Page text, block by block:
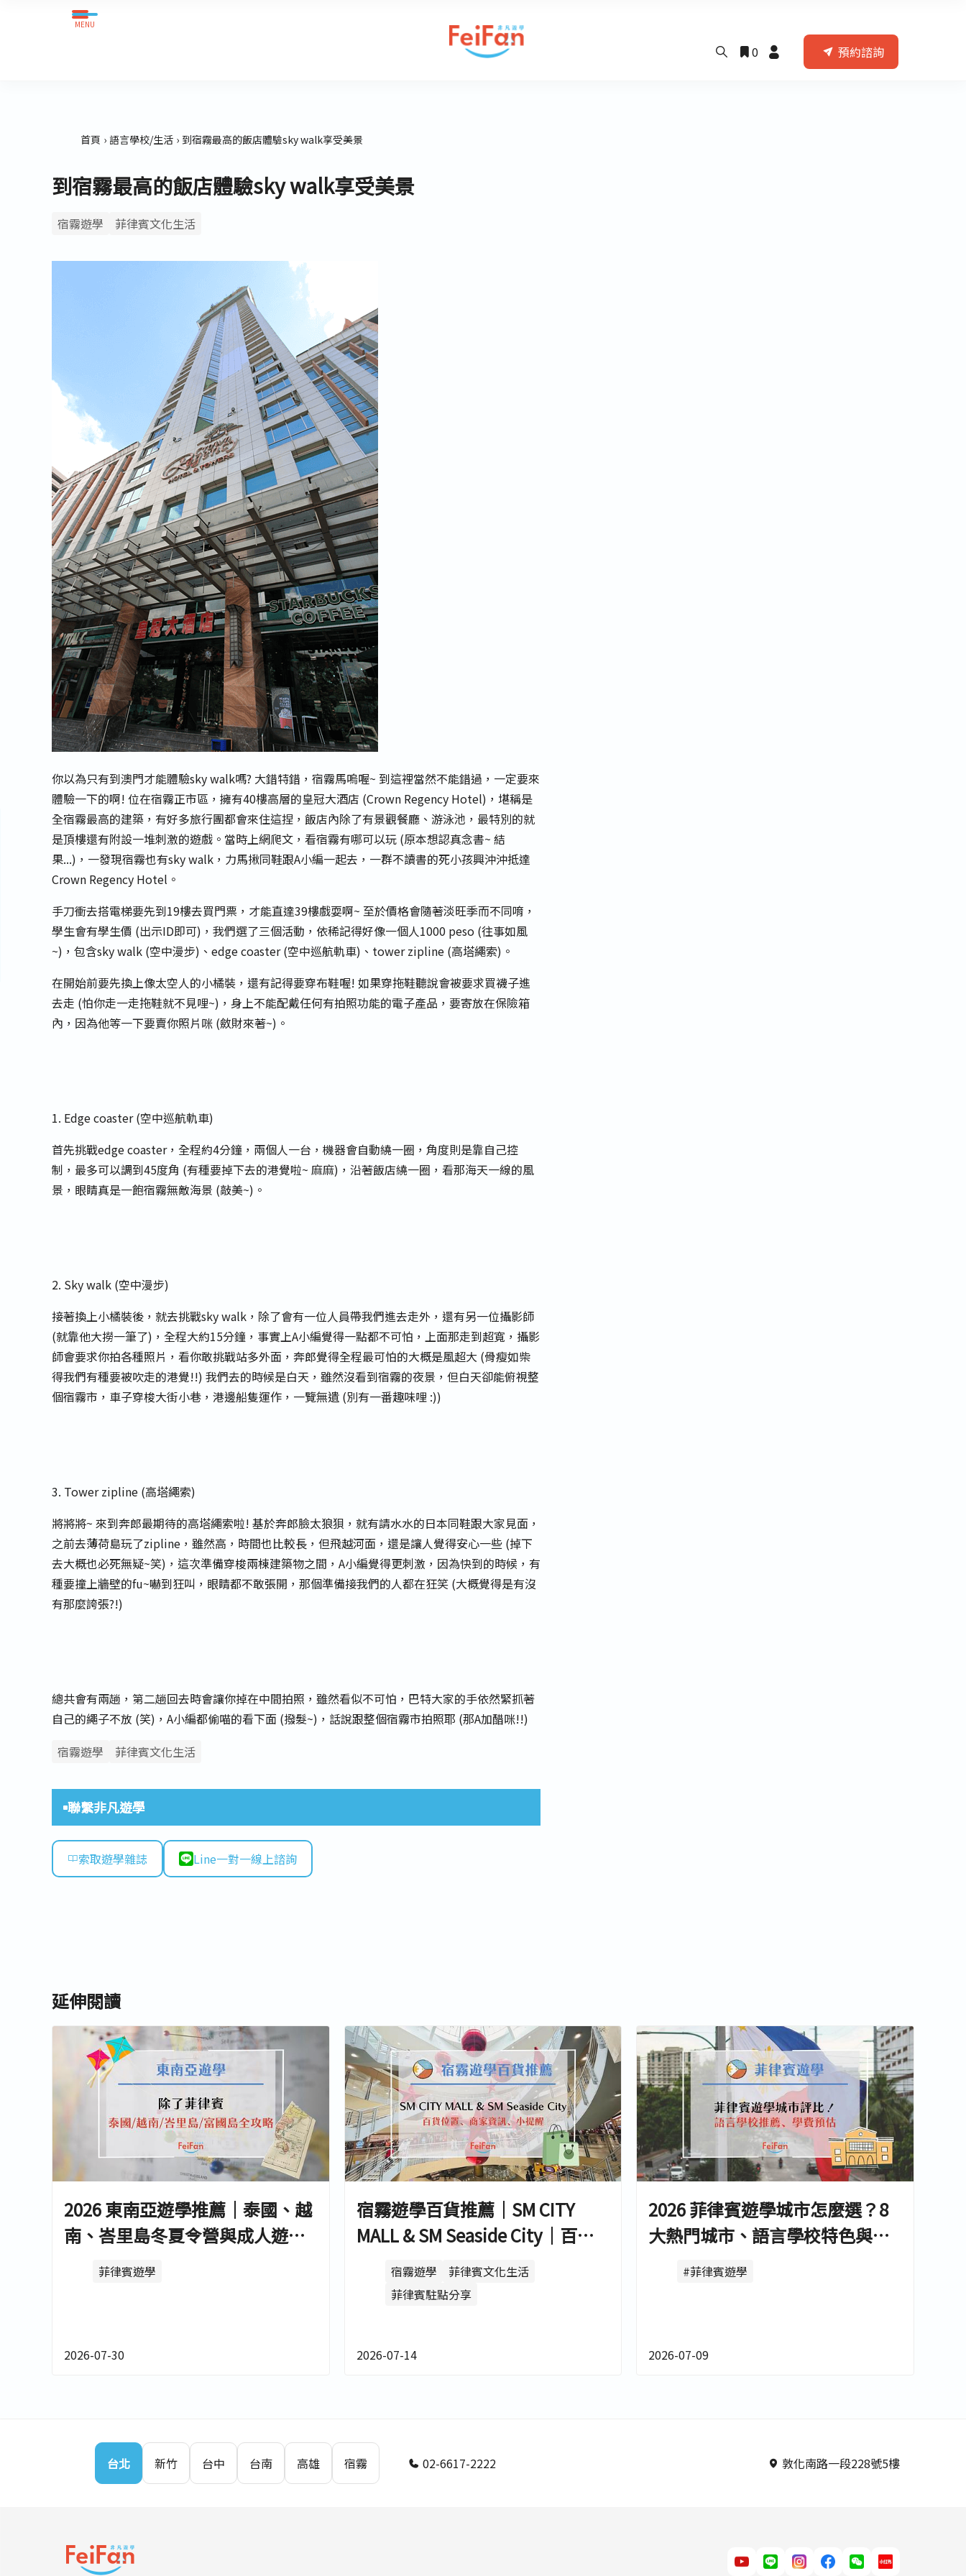
MENU
0 預約諮詢
首頁 語言學校/生活 到宿霧最高的飯店體驗sky walk享受美景
到宿霧最高的飯店體驗sky walk享受美景
宿霧遊學 菲律賓文化生活
你以為只有到澳門才能體驗sky walk嗎? 大錯特錯，宿霧馬嗚喔~ 到這裡當然不能錯過，一定要來
體驗一下的啊! 位在宿霧正市區，擁有40樓高層的皇冠大酒店 (Crown Regency Hotel)，堪稱是
全宿霧最高的建築，有好多旅行團都會來住這捏，飯店內除了有景觀餐廳、游泳池，最特別的就
是頂樓還有附設一堆刺激的遊戲。當時上網爬文，看宿霧有哪可以玩 (原本想認真念書~ 結
果...)，一發現宿霧也有sky walk，力馬揪同鞋跟A小編一起去，一群不讀書的死小孩興沖沖抵達
Crown Regency Hotel。
手刀衝去搭電梯要先到19樓去買門票，才能直達39樓戲耍啊~ 至於價格會隨著淡旺季而不同唷，
學生會有學生價 (出示ID即可)，我們選了三個活動，依稀記得好像一個人1000 peso (往事如風
~)，包含sky walk (空中漫步)、edge coaster (空中巡航軌車)、tower zipline (高塔繩索)。
在開始前要先換上像太空人的小橘裝，還有記得要穿布鞋喔! 如果穿拖鞋聽說會被要求買襪子進
去走 (怕你走一走拖鞋就不見哩~)，身上不能配戴任何有拍照功能的電子產品，要寄放在保險箱
內，因為他等一下要賣你照片咪 (斂財來著~)。
1. Edge coaster (空中巡航軌車)
首先挑戰edge coaster，全程約4分鐘，兩個人一台，機器會自動繞一圈，角度則是靠自己控
制，最多可以調到45度角 (有種要掉下去的港覺啦~ 麻麻)，沿著飯店繞一圈，看那海天一線的風
景，眼睛真是一飽宿霧無敵海景 (敲美~)。
2. Sky walk (空中漫步)
接著換上小橘裝後，就去挑戰sky walk，除了會有一位人員帶我們進去走外，還有另一位攝影師
(就靠他大撈一筆了)，全程大約15分鐘，事實上A小編覺得一點都不可怕，上面那走到超寬，攝影
師會要求你拍各種照片，看你敢挑戰站多外面，奔郎覺得全程最可怕的大概是風超大 (骨瘦如柴
得我們有種要被吹走的港覺!!) 我們去的時候是白天，雖然沒看到宿霧的夜景，但白天卻能俯視整
個宿霧市，車子穿梭大街小巷，港邊船隻運作，一覽無遺 (別有一番趣味哩 :))
3. Tower zipline (高塔繩索)
將將將~ 來到奔郎最期待的高塔繩索啦! 基於奔郎臉太狼狽，就有請水水的日本同鞋跟大家見面，
之前去薄荷島玩了zipline，雖然高，時間也比較長，但飛越河面，還是讓人覺得安心一些 (掉下
去大概也必死無疑~笑)，這次準備穿梭兩棟建築物之間，A小編覺得更刺激，因為快到的時候，有
種要撞上牆壁的fu~嚇到狂叫，眼睛都不敢張開，那個準備接我們的人都在狂笑 (大概覺得是有沒
有那麼誇張?!)
總共會有兩趟，第二趟回去時會讓你掉在中間拍照，雖然看似不可怕，巴特大家的手依然緊抓著
自己的繩子不放 (笑)，A小編都偷喵的看下面 (撥髮~)，話說跟整個宿霧市拍照耶 (那A加醋咪!!)
宿霧遊學
菲律賓文化生活
聯繫非凡遊學
索取遊學雜誌 Line一對一線上諮詢
延伸閱讀
2026 東南亞遊學推薦｜泰國、越
南、峇里島冬夏令營與成人遊學
全攻略 - 非凡遊學
菲律賓遊學
2026-07-30
宿霧遊學百貨推薦｜SM CITY
MALL & SM Seaside City｜百貨
位置/樓層環境/櫃位餐廳超完整
開箱！【菲律賓遊學駐點直擊】
宿霧遊學
菲律賓文化生活
菲律賓駐點分享
2026-07-14
2026 菲律賓遊學城市怎麼選？8
大熱門城市、語言學校特色與費
用預估終極評比 - 非凡遊學
#菲律賓遊學
2026-07-09
台北 新竹 台中 台南 高雄 宿霧 02-6617-2222 敦化南路一段228號5樓